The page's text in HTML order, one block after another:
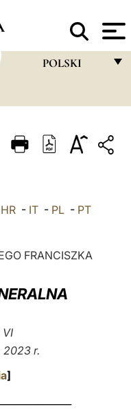
POLSKI
ITALIANO
POLSKI
HR- IT- PL- PT
FRANCISZKA
VI
2023 r.
]